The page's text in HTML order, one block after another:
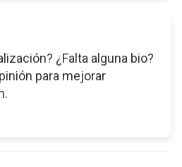
¿Falta alguna bio?
para mejorar